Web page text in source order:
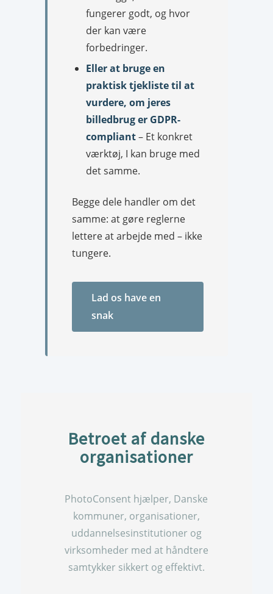
fungerer godt, og hvor
der kan være
forbedringer.
Eller at bruge en
praktisk tjekliste til at
vurdere, om jeres
billedbrug er GDPR-
compliant– Et konkret
værktøj, I kan bruge med
det samme.
Begge dele handler om det
samme: at gøre reglerne
lettere at arbejde med – ikke
tungere.
Lad os have en
snak
Betroet af danske
organisationer
PhotoConsent hjælper, Danske
kommuner, organisationer,
uddannelsesinstitutioner og
virksomheder med at håndtere
samtykker sikkert og effektivt.